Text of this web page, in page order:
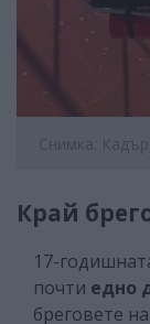
Снимка:
Край
17-
почти едно
бреговете на